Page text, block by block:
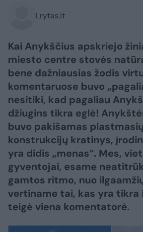
Lrytas.lt
Kai Anykščius apskriejo
miesto centre stovės
bene dažniausias žodis
komentaruose buvo
nesitiki, kad pagaliau
džiugins tikra eglė!
buvo pakišamas
konstrukcijų kratinys,
yra didis „menas“. Mes,
gyventojai, esame
gamtos ritmo, nuo
vertiname tai, kas yra tikra
teigė viena komentatorė.